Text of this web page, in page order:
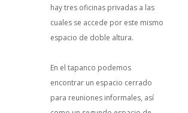
hay tres oficinas privadas a las
cuales se accede por este mismo
espacio de doble altura.
En el tapanco podemos
encontrar un espacio cerrado
para reuniones informales, así